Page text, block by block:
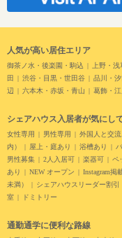
人気が高い居住エリア
御茶ノ水・後楽園・駒込 上野・
田
渋谷・目黒・世田谷 品川・
辺
六本木・赤坂・青山 葛飾・
シェアハウス入居者が気にし
女性専用 男性専用 外国人と交流
内）
屋上・庭あり 浴槽あり
男性募集
2人入居可 楽器可 ペ
あり
NEW オープン Instagram掲
未満）
シェアハウスリーダー割引
室
ドミトリー
通勤通学に便利な路線